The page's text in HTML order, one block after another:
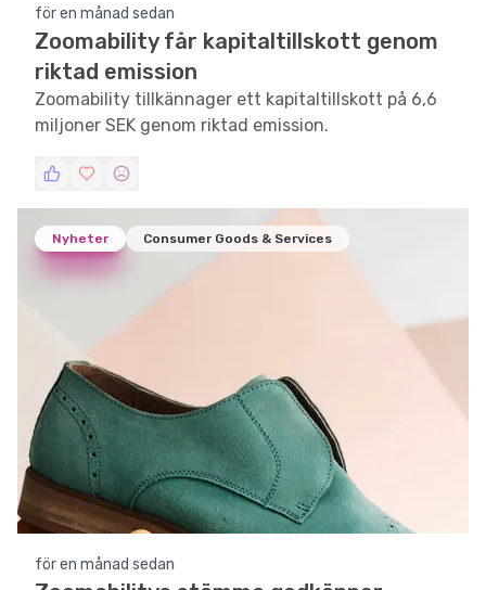
för en månad sedan
Zoomability får kapitaltillskott genom
riktad emission
Zoomability tillkännager ett kapitaltillskott på 6,6
miljoner SEK genom riktad emission.
Nyheter Consumer Goods & Services
för en månad sedan